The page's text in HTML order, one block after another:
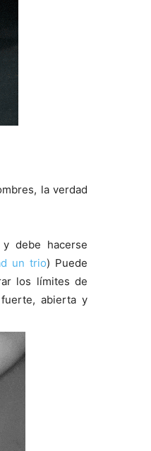
la verdad
debe hacerse
un trio) Puede
los límites de
abierta y